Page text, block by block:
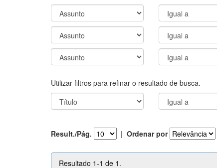
Utilizar filtros para refinar o resultado de busca.
Result./Pág. | Ordenar por
Resultado 1-1 de 1.